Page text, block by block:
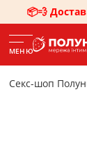
📦💨
МЕНЮ
Секс-шоп